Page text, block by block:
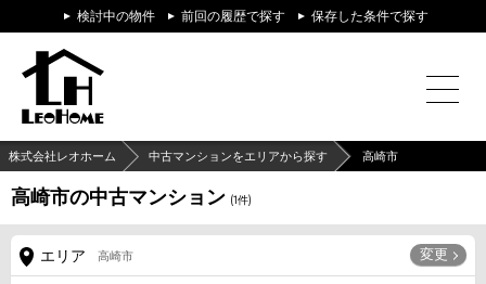
検討中の物件 前回の履歴で探す 保存した条件で探す
株式会社レオホーム 中古マンションをエリアから探す 高崎市
高崎市の中古マンション (1件)
エリア 高崎市 変更